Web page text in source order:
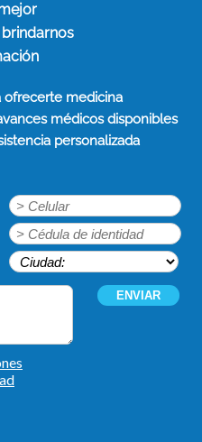
ofrecerte medicina
médicos disponibles
personalizada